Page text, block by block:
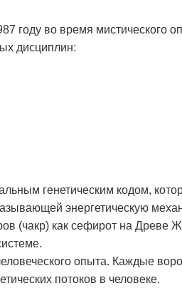
году во время мистического
дисциплин:
генетическим кодом,
энергетическую
(чакр) как сефирот на Древе
опыта. Каждые
потоков в человеке.